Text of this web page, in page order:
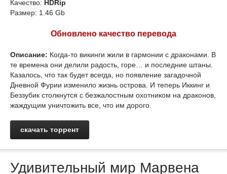
Качество: HDRip
Размер: 1.46 Gb
Обновлено качество перевода
Описание: Когда-то викинги жили в гармонии с драконами. В
те времена они делили радость, горе… и последние штаны.
Казалось, что так будет всегда, но появление загадочной
Дневной Фурии изменило жизнь острова. И теперь Иккинг и
Беззубик столкнутся с безжалостным охотником на драконов,
жаждущим уничтожить все, что им дорого.
скачать торрент
Удивительный мир Марвена